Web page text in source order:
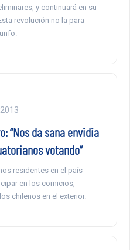
y continuará en su
revolución no la para
“Nos da sana envidia
votando”
residentes en el país
en los comicios,
chilenos en el exterior.